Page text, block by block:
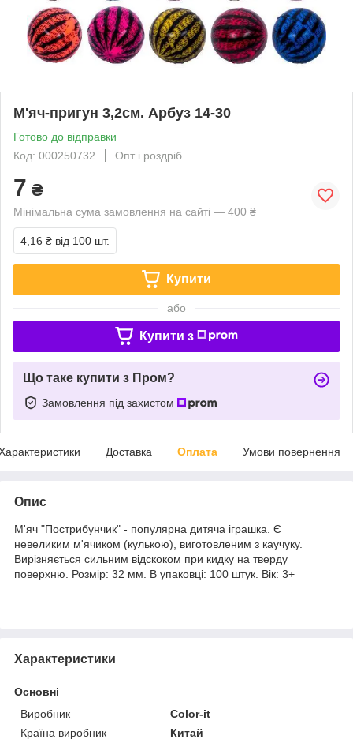
М'яч-пригун 3,2см. Арбуз 14-30
Готово до відправки
Код: 000250732
Опт і роздріб
7 ₴
Мінімальна сума замовлення на сайті — 400 ₴
4,16 ₴ від 100 шт.
Купити
або
Купити з
Що таке купити з Пром?
Замовлення під захистом
Доставка Оплата Умови повернення
Опис
М'яч "Пострибунчик" - популярна дитяча іграшка. Є
невеликим м'ячиком (кулькою), виготовленим з каучуку.
Вирізняється сильним відскоком при кидку на тверду
поверхню. Розмір: 32 мм. В упаковці: 100 штук. Вік: 3+
Характеристики
Основні
Виробник
Color-it
Країна виробник
Китай